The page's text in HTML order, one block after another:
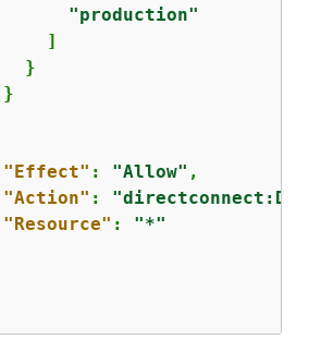
"production"
]
}
"Effect" : "Allow" ,
"Action" :
"Resource" : "*"